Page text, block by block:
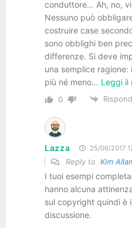
conduttore… Ah, no,
Nessuno può
costruire case
sono obblighi ben
differenze. Si deve
una semplice
più né meno… Leggi il
0
Lazza 25/06/2017
Reply to Kim
I tuoi esempi
hanno alcuna
sul copyright quindi è
discussione.